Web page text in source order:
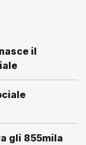
il
gli 855mila